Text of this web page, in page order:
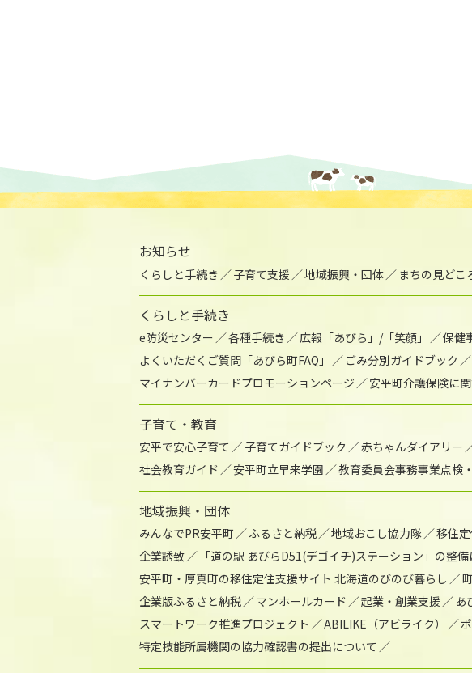
お知らせ
くらしと手続き 子育て支援 地域振興・団体 まちの見どこ
くらしと手続き
e防災センター 各種手続き 広報「あびら」/「笑顔」 保健
よくいただくご質問「あびら町FAQ」
ごみ分別ガイドブック
マイナンバーカードプロモーションページ
安平町介護保険に
子育て・教育
安平で安心子育て 子育てガイドブック 赤ちゃんダイアリー
社会教育ガイド
安平町立早来学園 教育委員会事務事業点検
地域振興・団体
みんなでPR安平町 ふるさと納税 地域おこし協力隊 移住
企業誘致
「道の駅 あびらD51(デゴイチ)ステーション」の整備
安平町・厚真町の移住定住支援サイト 北海道のびのび暮らし
企業版ふるさと納税
マンホールカード 起業・創業支援 あ
スマートワーク推進プロジェクト
ABILIKE（アビライク）
特定技能所属機関の協力確認書の提出について